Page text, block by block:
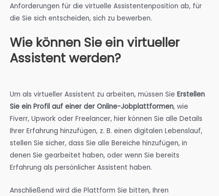
Anforderungen für die virtuelle Assistentenposition ab, für
die Sie sich entscheiden, sich zu bewerben.
Wie können Sie ein virtueller
Assistent werden?
Um als virtueller Assistent zu arbeiten, müssen Sie Erstellen
Sie ein Profil auf einer der Online-Jobplattformen, wie
Fiverr, Upwork oder Freelancer, hier können Sie alle Details
Ihrer Erfahrung hinzufügen, z. B. einen digitalen Lebenslauf,
stellen Sie sicher, dass Sie alle Bereiche hinzufügen, in
denen Sie gearbeitet haben, oder wenn Sie bereits
Erfahrung als persönlicher Assistent haben.
Anschließend wird die Plattform Sie bitten, Ihren